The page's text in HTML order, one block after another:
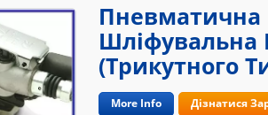
Пневматична
(трикутного
More Info Дізнатися